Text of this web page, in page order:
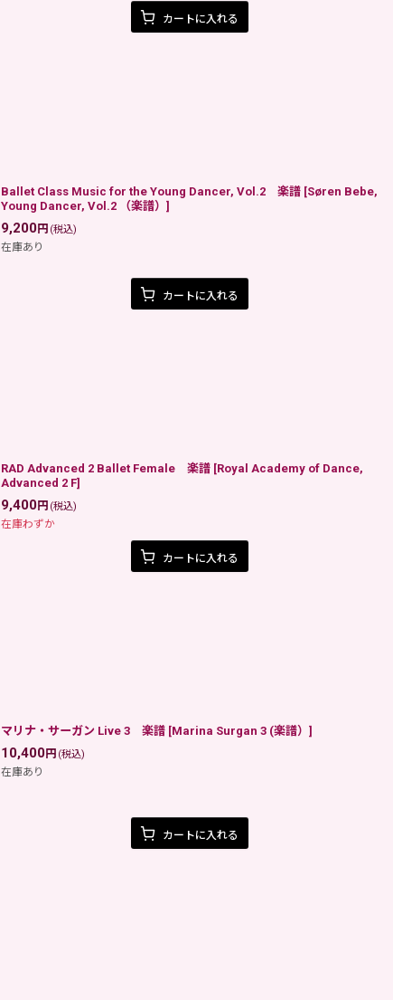
カートに入れる
Ballet Class Music for the Young Dancer, Vol.2 楽譜 [Søren Bebe,
Young Dancer, Vol.2 （楽譜）]
9,200円 (税込)
在庫あり
カートに入れる
RAD Advanced 2 Ballet Female 楽譜 [Royal Academy of Dance,
Advanced 2 F]
9,400円 (税込)
在庫わずか
カートに入れる
マリナ・サーガン Live 3 楽譜 [Marina Surgan 3 (楽譜）]
10,400円 (税込)
在庫あり
カートに入れる